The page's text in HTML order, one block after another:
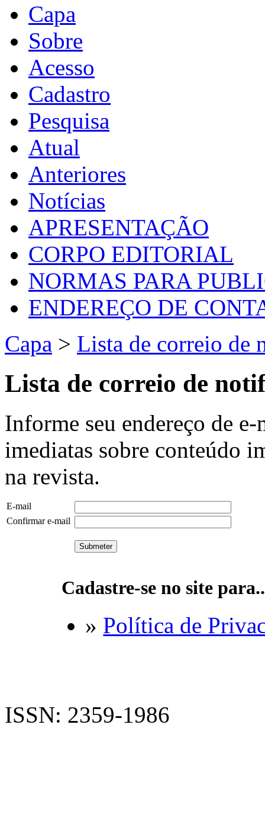
Capa
Sobre
Acesso
Cadastro
Pesquisa
Atual
Anteriores
Notícias
APRESENTAÇÃO
CORPO EDITORIAL
NORMAS PARA
ENDEREÇO DE
Capa > Lista de correio de
Lista de correio de
Informe seu endereço de
imediatas sobre conteúdo
na revista.
E-mail
Confirmar e-mail
Cadastre-se no site
» Política de
ISSN: 2359-1986